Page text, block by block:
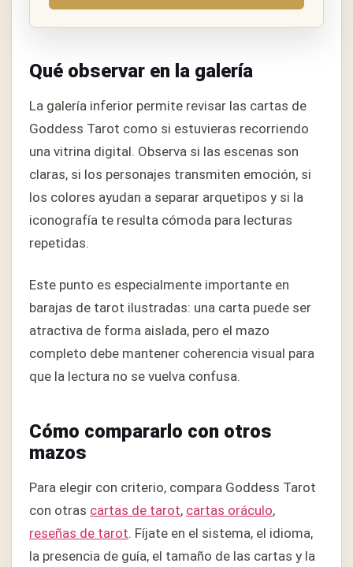
Qué observar en la galería
La galería inferior permite revisar las cartas de
Goddess Tarot como si estuvieras recorriendo
una vitrina digital. Observa si las escenas son
claras, si los personajes transmiten emoción, si
los colores ayudan a separar arquetipos y si la
iconografía te resulta cómoda para lecturas
repetidas.
Este punto es especialmente importante en
barajas de tarot ilustradas: una carta puede ser
atractiva de forma aislada, pero el mazo
completo debe mantener coherencia visual para
que la lectura no se vuelva confusa.
Cómo compararlo con otros
mazos
Para elegir con criterio, compara Goddess Tarot
con otras cartas de tarot, cartas oráculo,
reseñas de tarot. Fíjate en el sistema, el idioma,
la presencia de guía, el tamaño de las cartas y la